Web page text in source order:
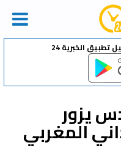
الخبرية 24
يزور
المغربي